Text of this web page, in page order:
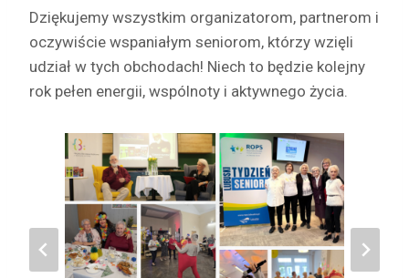
Dziękujemy wszystkim organizatorom, partnerom i
oczywiście wspaniałym seniorom, którzy wzięli
udział w tych obchodach! Niech to będzie kolejny
rok pełen energii, wspólnoty i aktywnego życia.